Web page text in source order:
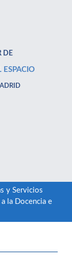
DE
ESPACIO
y Servicios
la Docencia e